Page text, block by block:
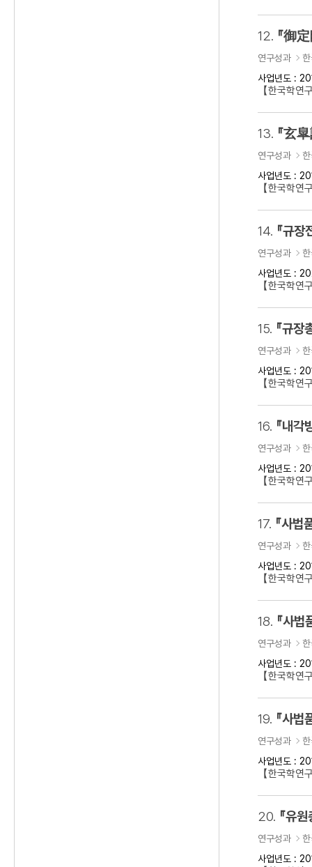
12. 『御
연구성과
사업년도 :
【한국학
13. 『玄
연구성과
사업년도 :
【한국학
14. 『규
연구성과
사업년도 :
【한국학
15. 『규장
연구성과
사업년도 :
【한국학
16. 『내각
연구성과
사업년도 :
【한국학
17. 『사
연구성과
사업년도 :
【한국학
18. 『사
연구성과
사업년도 :
【한국학
19. 『사법
연구성과
사업년도 :
【한국학
20. 『유
연구성과
사업년도 :